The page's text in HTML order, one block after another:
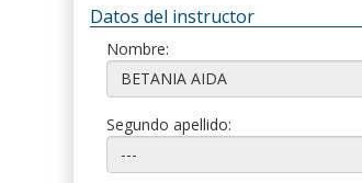
Datos del instructor
Nombre:
Segundo apellido: